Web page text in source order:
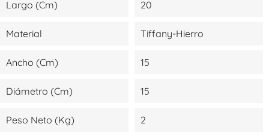
Largo (cm) 20
Material Tiffany-Hierro
Ancho (cm) 15
Diámetro (cm) 15
Peso Neto (kg) 2